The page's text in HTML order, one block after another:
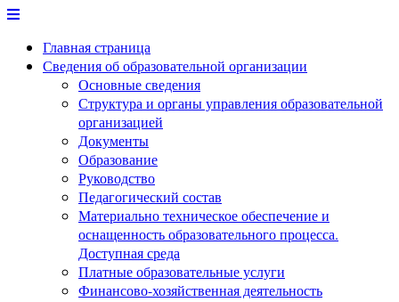
Перейти
содержимому
Главная страница
Сведения об образовательной организации
Основные сведения
Структура и органы управления образовательной
организацией
Документы
Образование
Руководство
Педагогический состав
Материально техническое обеспечение и
оснащенность образовательного процесса.
Доступная среда
Платные образовательные услуги
Финансово-хозяйственная деятельность